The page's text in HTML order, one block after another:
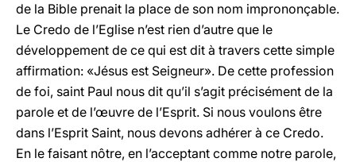
de la Bible prenait la place de son nom imprononçable.
Le Credo de l’Eglise n’est rien d’autre que le
développement de ce qui est dit à travers cette simple
affirmation: «Jésus est Seigneur». De cette profession
de foi, saint Paul nous dit qu’il s’agit précisément de la
parole et de l’œuvre de l’Esprit. Si nous voulons être
dans l’Esprit Saint, nous devons adhérer à ce Credo.
En le faisant nôtre, en l’acceptant comme notre parole,